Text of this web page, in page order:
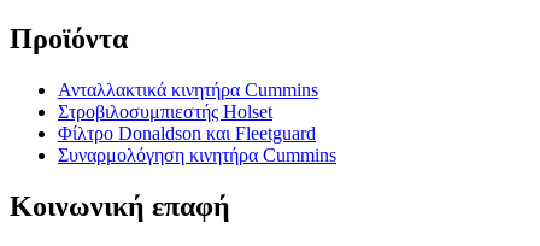
Προϊόντα
Ανταλλακτικά κινητήρα Cummins
Στροβιλοσυμπιεστής Holset
Φίλτρο Donaldson και Fleetguard
Συναρμολόγηση κινητήρα Cummins
Κοινωνική επαφή